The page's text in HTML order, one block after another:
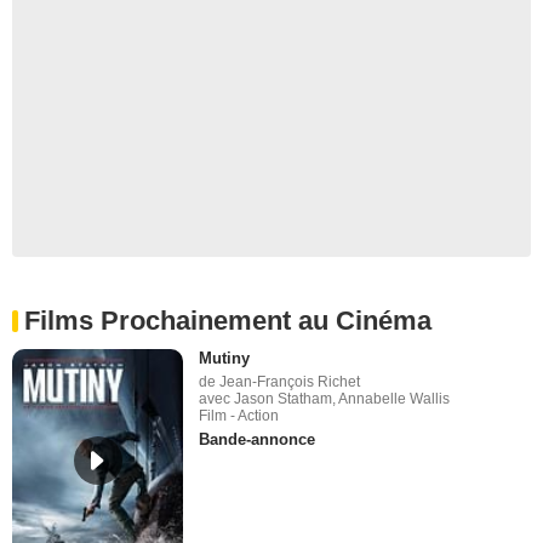
Films Prochainement au Cinéma
Mutiny
de Jean-François Richet
avec Jason Statham, Annabelle Wallis
Film - Action
Bande-annonce